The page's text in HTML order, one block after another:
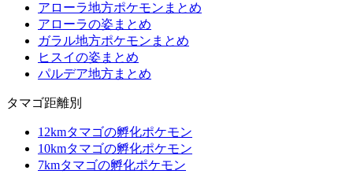
アローラ地方ポケモンまとめ
アローラの姿まとめ
ガラル地方ポケモンまとめ
ヒスイの姿まとめ
パルデア地方まとめ
タマゴ距離別
12kmタマゴの孵化ポケモン
10kmタマゴの孵化ポケモン
7kmタマゴの孵化ポケモン